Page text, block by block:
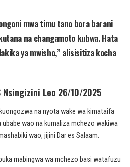
mwa timu tano bora barani
na changamoto kubwa. Hata
ya mwisho,” alisisitiza kocha
Nsingizini Leo 26/10/2025
na nyota wake wa kimataifa
ubabe wao na kumaliza mchezo wakiwa
wao, jijini Dar es Salaam.
mabingwa wa mchezo basi watafuzu